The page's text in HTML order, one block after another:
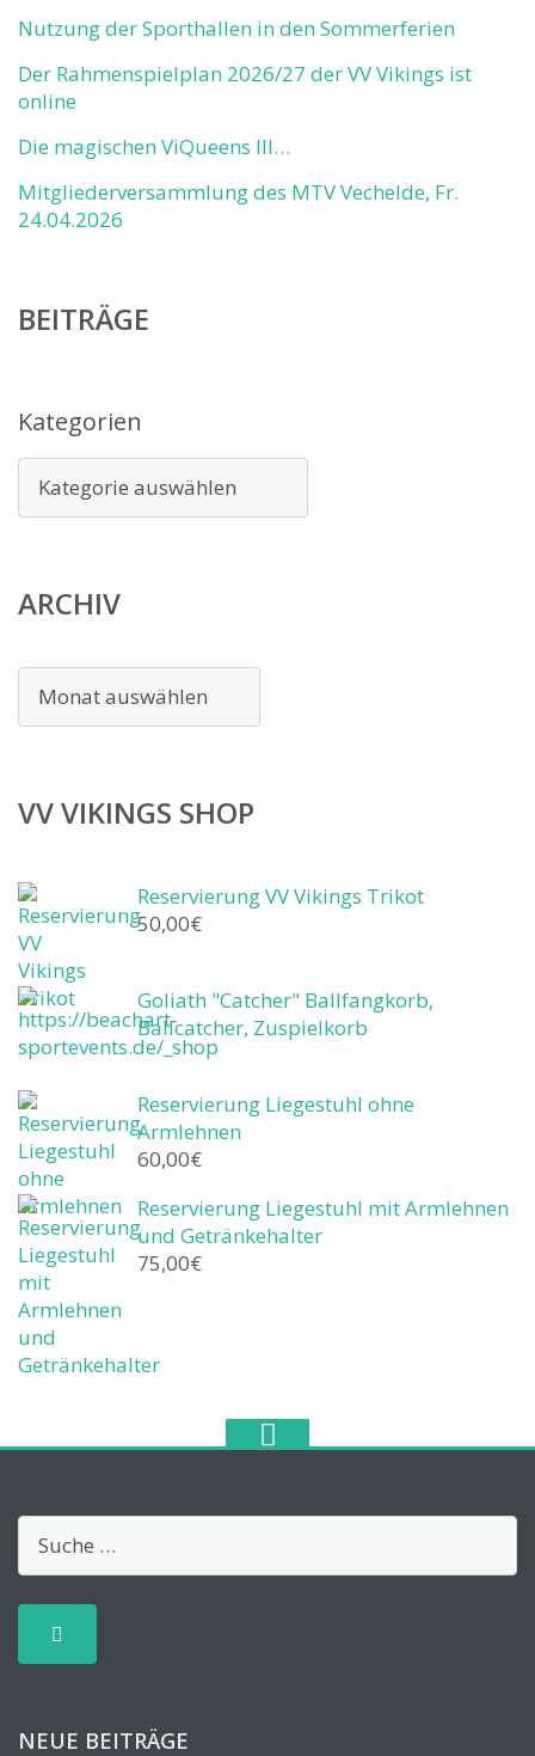
Nutzung der Sporthallen in den Sommerferien
Der Rahmenspielplan 2026/27 der VV Vikings ist
online
Die magischen ViQueens III…
Mitgliederversammlung des MTV Vechelde, Fr.
24.04.2026
BEITRÄGE
Kategorien
ARCHIV
Archiv
VV VIKINGS SHOP
Reservierung VV Vikings Trikot
50,00€
Goliath "Catcher" Ballfangkorb,
Ballcatcher, Zuspielkorb
Reservierung Liegestuhl ohne
Armlehnen
60,00€
Reservierung Liegestuhl mit Armlehnen
und Getränkehalter
75,00€
NEUE BEITRÄGE